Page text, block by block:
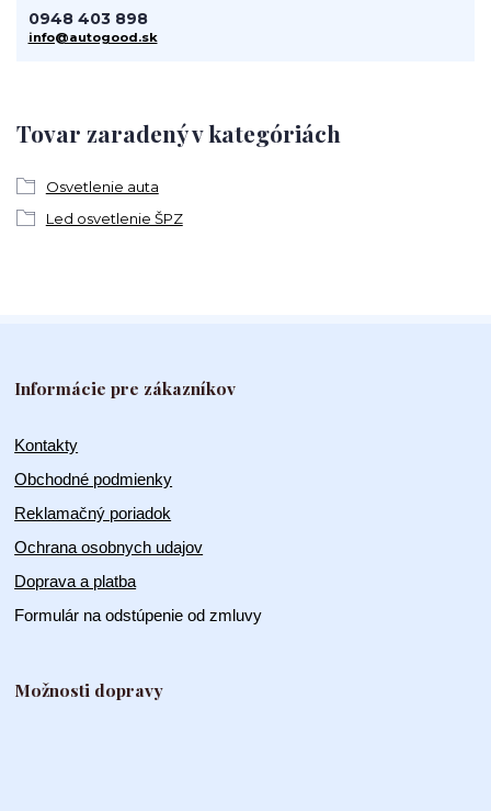
Tovar zaradený v kategóriách
Osvetlenie auta
Led osvetlenie ŠPZ
0948 403 898
info@autogood.sk
Informácie pre zákazníkov
Kontakty
Obchodné podmienky
Reklamačný poriadok
Ochrana osobnych udajov
Doprava a platba
Formulár na odstúpenie od zmluvy
Možnosti dopravy